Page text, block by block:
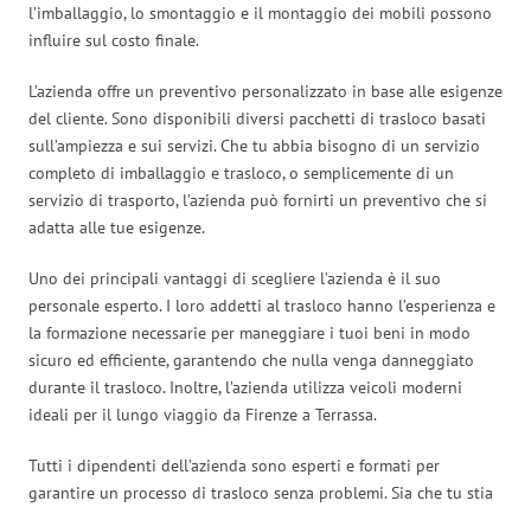
l’imballaggio, lo smontaggio e il montaggio dei mobili possono
influire sul costo finale.
L’azienda offre un preventivo personalizzato in base alle esigenze
del cliente. Sono disponibili diversi pacchetti di trasloco basati
sull’ampiezza e sui servizi. Che tu abbia bisogno di un servizio
completo di imballaggio e trasloco, o semplicemente di un
servizio di trasporto, l’azienda può fornirti un preventivo che si
adatta alle tue esigenze.
Uno dei principali vantaggi di scegliere l’azienda è il suo
personale esperto. I loro addetti al trasloco hanno l’esperienza e
la formazione necessarie per maneggiare i tuoi beni in modo
sicuro ed efficiente, garantendo che nulla venga danneggiato
durante il trasloco. Inoltre, l’azienda utilizza veicoli moderni
ideali per il lungo viaggio da Firenze a Terrassa.
Tutti i dipendenti dell’azienda sono esperti e formati per
garantire un processo di trasloco senza problemi. Sia che tu stia